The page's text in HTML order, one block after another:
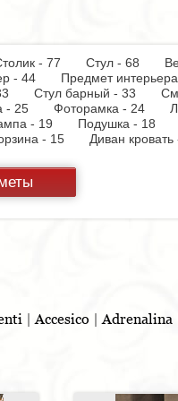
- 77 Стул - 68
- 44
Предмет
33 Стул барный - 33
- 25 Фоторамка - 24
- 19 Подушка - 18
- 15
Диван
- 10Скамья - 10
мойка - 8
- 8Тумба для обуви -
- 6Лоток - 5
- 1Игрушка - 1
для обуви - 1
- 1
| Accesico | Adrenalina